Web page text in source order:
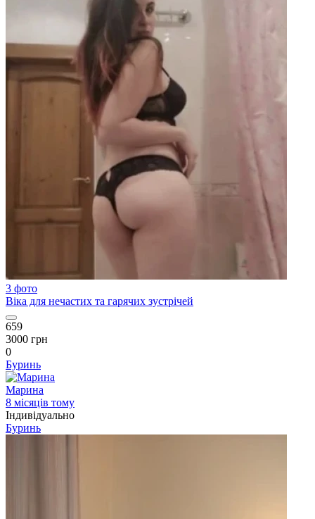
3 фото
Віка для нечастих та гарячих зустрічей
659
3000 грн
0
Буринь
Марина
8 місяців тому
Індивідуально
Буринь